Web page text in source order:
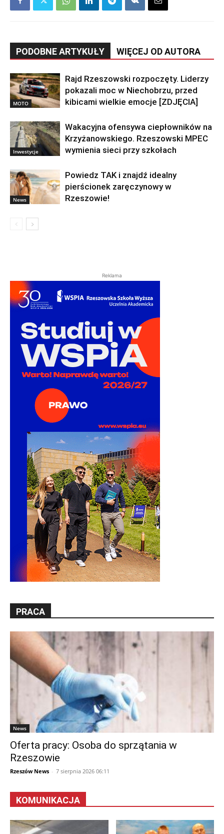
PODOBNE ARTYKUŁY WIĘCEJ OD AUTORA
MOTO
Rajd Rzeszowski rozpoczęty. Liderzy
pokazali moc w Niechobrzu, przed
kibicami wielkie emocje [ZDJĘCIA]
Inwestycje
Wakacyjna ofensywa ciepłowników na
Krzyżanowskiego. Rzeszowski MPEC
wymienia sieci przy szkołach
News
Powiedz TAK i znajdź idealny
pierścionek zaręczynowy w
Rzeszowie!
Reklama
PRACA
News
Oferta pracy: Osoba do sprzątania w
Rzeszowie
Rzeszów News - 7 sierpnia 2026 06:11
KOMUNIKACJA